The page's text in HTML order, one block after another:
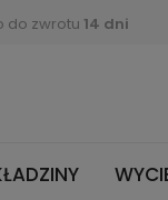
do zwrotu 14 dni